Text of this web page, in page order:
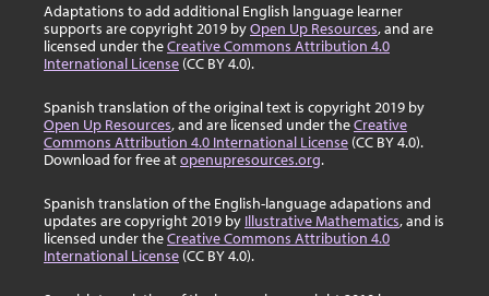
Adaptations to add additional English language learner
supports are copyright 2019 byOpen Up Resources, and are
licensed under theCreative Commons Attribution 4.0
International License (CC BY 4.0).
Spanish translation of the original text is copyright 2019 by
Open Up Resources, and are licensed under theCreative
Commons Attribution 4.0 International License (CC BY 4.0).
Download for free atopenupresources.org.
Spanish translation of the English-language adapations and
updates are copyright 2019 by Illustrative Mathematics, and is
licensed under theCreative Commons Attribution 4.0
International License (CC BY 4.0).